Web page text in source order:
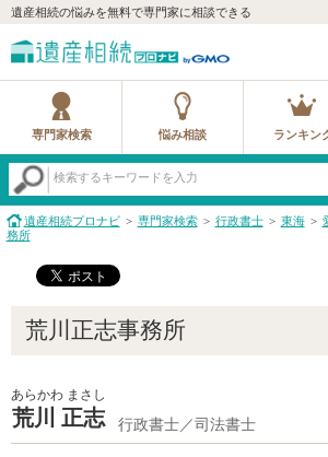
遺産相続の悩みを無料で専門家に相談できる
専門家検索 悩み相談 ランキン
検索するキーワードを入力
遺産相続プロナビ 専門家検索 行政書士 東海
務所
荒川正志事務所
荒川 正志
あらかわ まさし
行政書士／司法書士